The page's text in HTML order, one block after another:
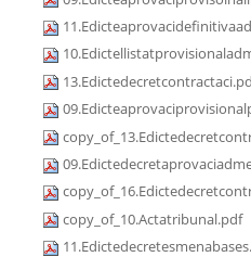
copy_of_10.Actatribunal.pdf